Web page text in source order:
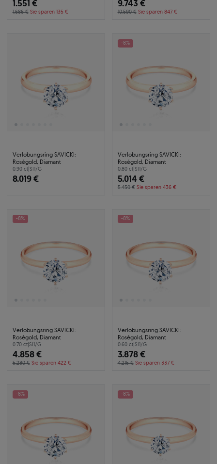
1.551 €
1.686 € Sie sparen 135 €
9.743 €
10.590 € Sie sparen 847 €
Verlobungsring SAVICKI:
Roségold, Diamant
0.90 ct|SI1/G
8.019 €
-8%
Verlobungsring SAVICKI:
Roségold, Diamant
0.80 ct|SI1/G
5.014 €
5.450 € Sie sparen 436 €
-8%
Verlobungsring SAVICKI:
Roségold, Diamant
0.70 ct|SI1/G
4.858 €
5.280 € Sie sparen 422 €
-8%
Verlobungsring SAVICKI:
Roségold, Diamant
0.60 ct|SI1/G
3.878 €
4.215 € Sie sparen 337 €
-8% -8%